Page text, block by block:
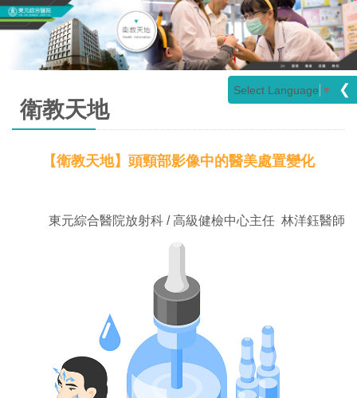
Select Language ▼ ❮
衛教天地
【衛教天地】頭頸部影像中的醫美處置變化
東元綜合醫院放射科 / 高級健檢中心主任 林洋鈺醫師